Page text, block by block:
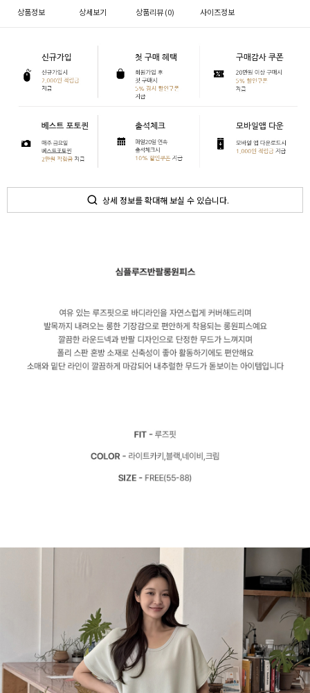
상품정보 상세보기 상품리뷰 (0) 사이즈정보
상세 정보를 확대해 보실 수 있습니다.